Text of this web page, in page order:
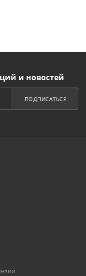
и новостей
ПОДПИСАТЬСЯ